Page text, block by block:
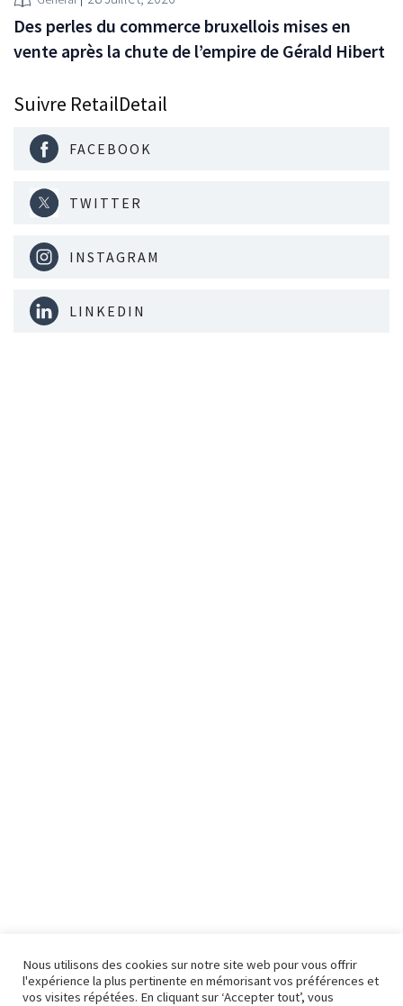
Des perles du commerce bruxellois mises en
vente après la chute de l’empire de Gérald Hibert
Suivre RetailDetail
FACEBOOK
TWITTER
INSTAGRAM
LINKEDIN
Nous utilisons des cookies sur notre site web pour vous offrir
l'expérience la plus pertinente en mémorisant vos préférences et
vos visites répétées. En cliquant sur ‘Accepter tout’, vous